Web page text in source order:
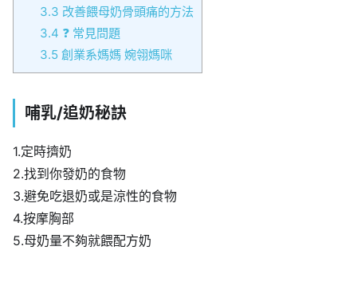
3.3 改善餵母奶骨頭痛的方法
3.4 ❓ 常見問題
3.5創業系媽媽 婉翎媽咪
哺乳/追奶秘訣
1.定時擠奶
2.找到你發奶的食物
3.避免吃退奶或是涼性的食物
4.按摩胸部
5.母奶量不夠就餵配方奶